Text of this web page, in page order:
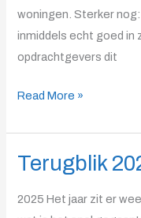
woningen. Sterker
inmiddels echt goed in
opdrachtgevers dit
Read More »
Terugblik
2025 Het jaar zit er
Terugblik
2026